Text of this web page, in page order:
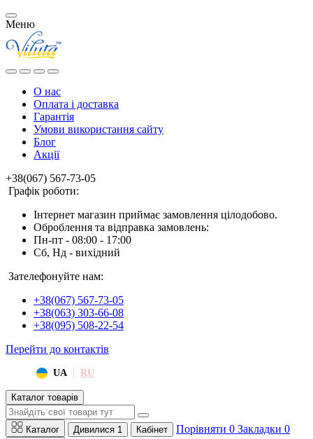
Меню
О нас
Оплата і доставка
Гарантія
Умови використання сайту
Блог
Акції
+38(067) 567-73-05
Графік роботи:
Інтернет магазин приймає замовлення цілодобово.
Оброблення та відправка замовлень:
Пн-пт - 08:00 - 17:00
Сб, Нд - вихідний
Зателефонуйте нам:
+38(067) 567-73-05
+38(063) 303-66-08
+38(095) 508-22-54
Перейти до контактів
UA | RU
Каталог товарів
Каталог Дивилися 1 Кабінет Порівняти 0 Закладки 0